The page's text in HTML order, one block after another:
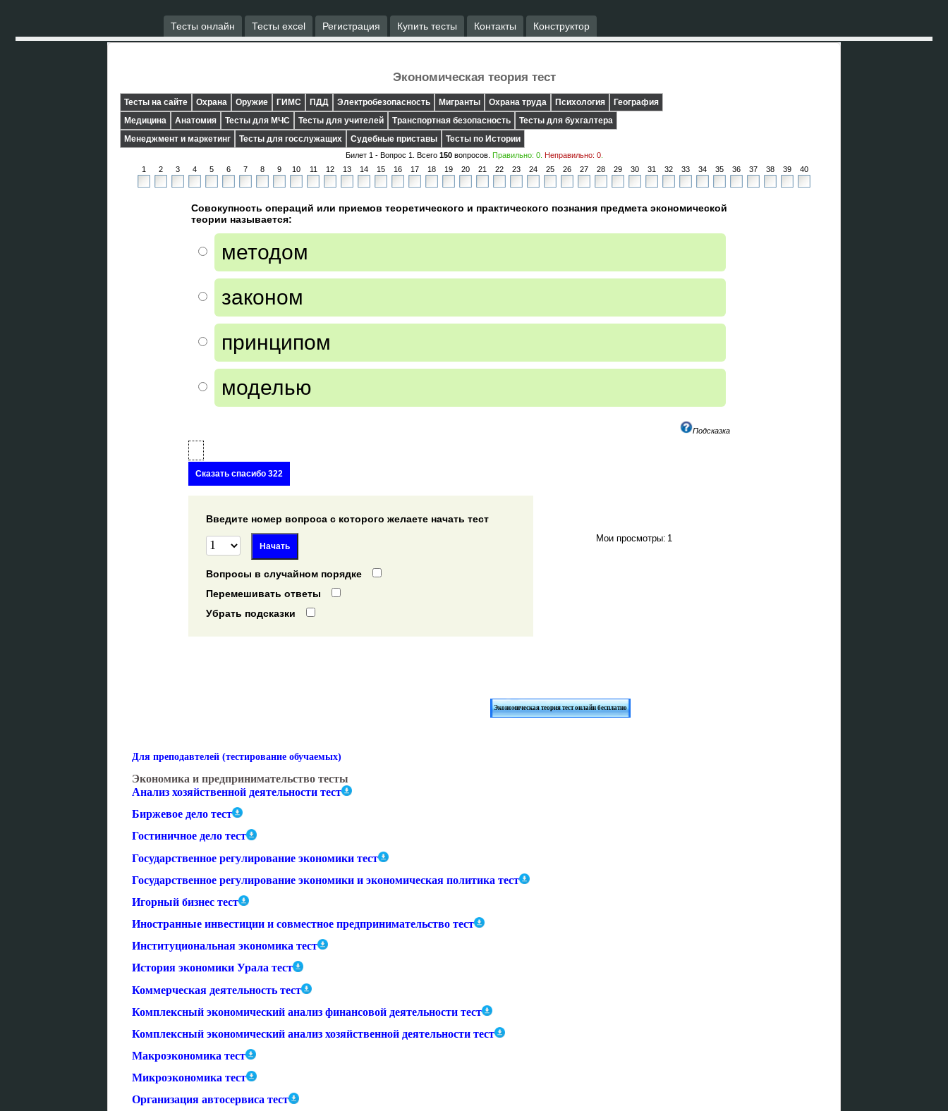
Тесты онлайн Тесты excel Регистрация Купить тесты Контакты Конструктор
Экономическая теория тест
Тесты на сайте Охрана Оружие ГИМС ПДД Электробезопасность Мигранты Охрана труда Психология
География
Медицина
Анатомия Тесты для МЧС Тесты для учителей Транспортная безопасность
Тесты для бухгалтера
Менеджмент и маркетинг
Тесты для госслужащих Судебные приставы Тесты по Истории
Билет 1 - Вопрос 1 . Всего 150вопросов. Правильно: 0. Неправильно: 0.
1
2 3 4 5 6 7 8 9 10 11 12 13 14 15 16 17 18 19 20 21 22 23 24 25 26 27 28 29 30 31 32 33 34 35 36 37 38 39 40
Совокупность операций или приемов теоретического и практического познания предмета экономической
теории называется:
методом
законом
принципом
моделью
Подсказка
Сказать спасибо 322
Введите номер вопроса с которого желаете начать тест
Вопросы в случайном порядке
Перемешивать ответы
Убрать подсказки
Мои просмотры: 1
Экономическая теория тест онлайн бесплатно
Для преподавтелей (тестирование обучаемых)
Экономика и предпринимательство тесты
Анализ хозяйственной деятельности тест
Биржевое дело тест
Гостиничное дело тест
Государственное регулирование экономики тест
Государственное регулирование экономики и экономическая политика тест
Игорный бизнес тест
Иностранные инвестиции и совместное предпринимательство тест
Институциональная экономика тест
История экономики Урала тест
Коммерческая деятельность тест
Комплексный экономический анализ финансовой деятельности тест
Комплексный экономический анализ хозяйственной деятельности тест
Макроэкономика тест
Микроэкономика тест
Организация автосервиса тест